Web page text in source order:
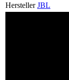
Hersteller JBL